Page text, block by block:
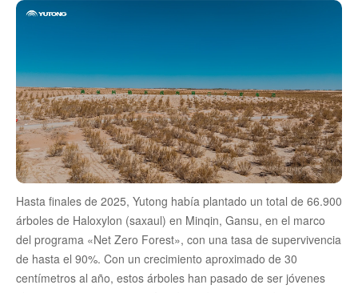
Hasta finales de 2025, Yutong había plantado un total de 66.900
árboles de Haloxylon (saxaul) en Minqin, Gansu, en el marco
del programa «Net Zero Forest», con una tasa de supervivencia
de hasta el 90%. Con un crecimiento aproximado de 30
centímetros al año, estos árboles han pasado de ser jóvenes